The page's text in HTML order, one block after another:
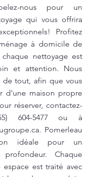
nous pour un
qui vous offrira
Profitez
à domicile de
nettoyage est
et attention. Nous
de tout, afin que vous
d'une maison propre
réserver, contactez-
604-5477 ou à
. Pomerleau
idéale pour un
Chaque
est traité avec